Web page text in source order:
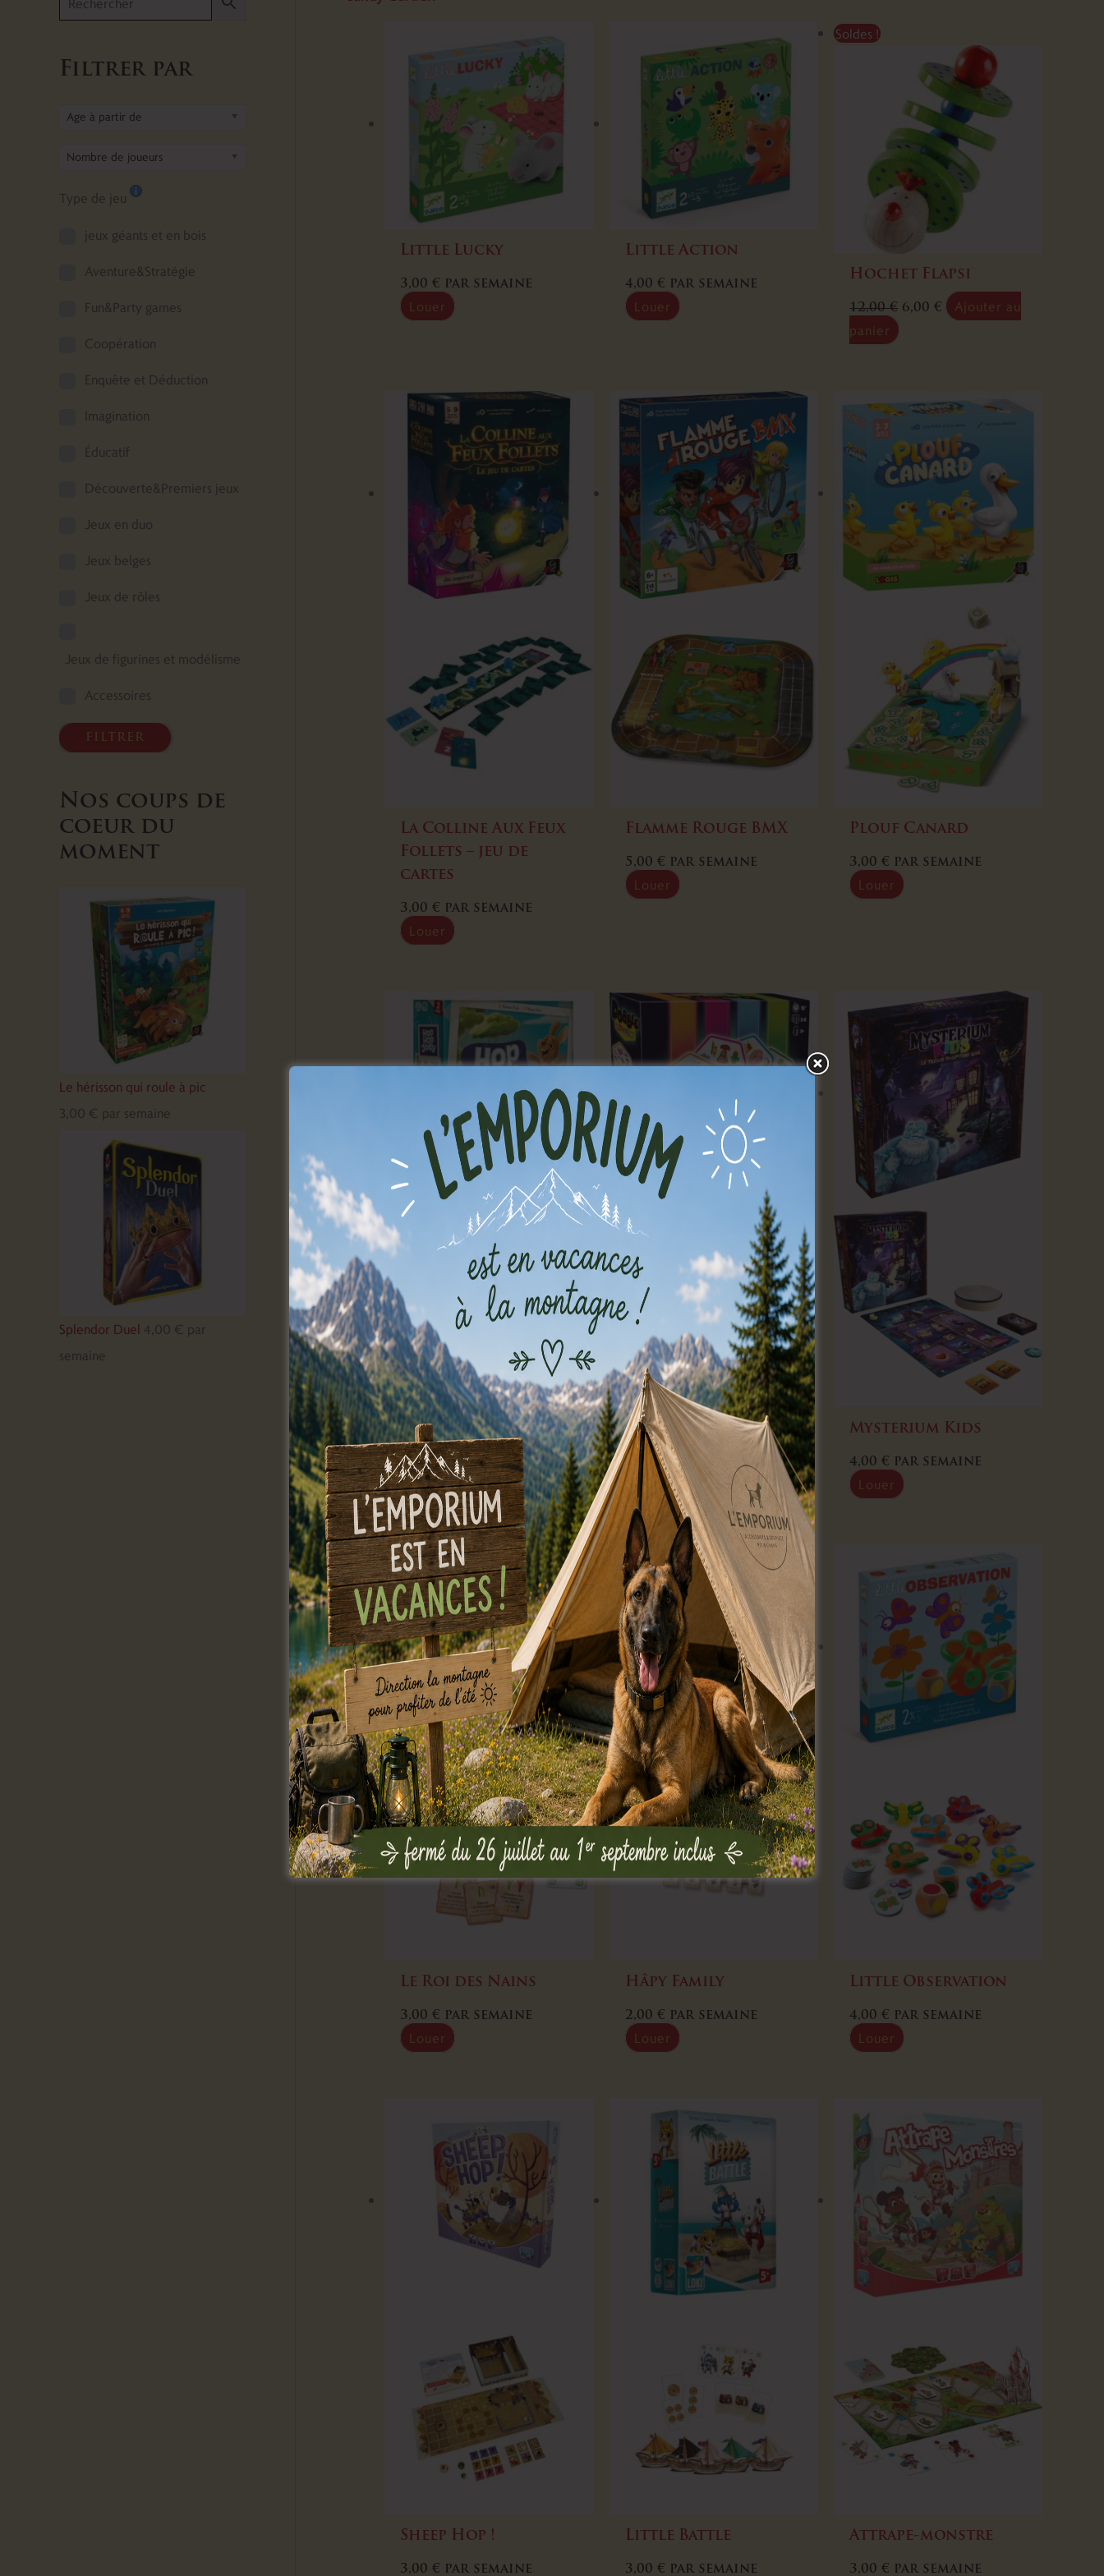
Filtrer par
Age à partir de
Nombre de joueurs
Type de jeu
jeux géants et en bois
Aventure&Stratégie
Fun&Party games
Coopération
Enquête et Déduction
Imagination
Éducatif
Découverte&Premiers jeux
Jeux en duo
Jeux belges
Jeux de rôles
Jeux de figurines et modélisme
Accessoires
filtrer
Nos coups de
coeur du
moment
Le hérisson qui roule à pic
3,00 € par semaine
Splendor Duel 4,00 € par
semaine
Little Lucky
3,00€ par semaine
Louer
Little Action
4,00 € par semaine
Louer
Soldes !
Hochet Flapsi
12,00€
était :
12,00 €.
6,00€
prix
actuel
est :
Ajouter au
panier
La Colline Aux Feux
Follets – jeu de
cartes
3,00€ par semaine
Louer
Flamme Rouge BMX
5,00 € par semaine
Louer
Plouf Canard
3,00€ par semaine
Louer
Hop Hop Joey
4,00€par semaine
Louer
Dobble Connect
3,00€par semaine
Louer
Mysterium Kids
4,00€ par semaine
Louer
Le Roi des Nains
3,00€ par semaine
Louer
Hâpy Family
2,00 € par semaine
Louer
Little Observation
4,00€ par semaine
Louer
Sheep Hop !
3,00€ par semaine
Little Battle
3,00 € par semaine
Attrape-monstre
3,00€ par semaine